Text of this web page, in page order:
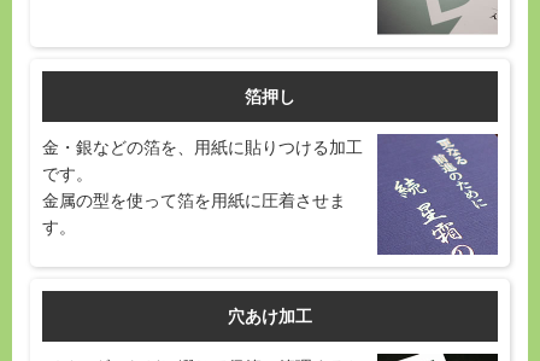
箔押し
金・銀などの箔を、用紙に貼りつける加工
です。
金属の型を使って箔を用紙に圧着させま
す。
穴あけ加工